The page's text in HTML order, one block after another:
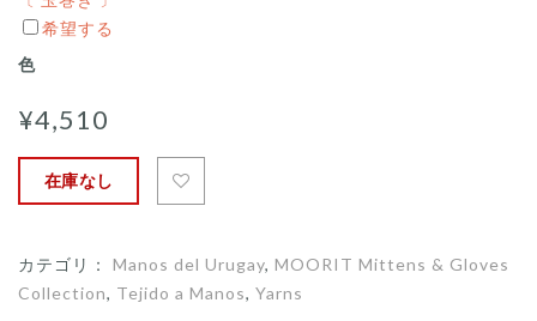
玉
巻
〕
希望する
色
¥4,510
在庫なし
カテゴリ： Manos del Urugay, MOORIT Mittens & Gloves
Collection, Tejido a Manos, Yarns